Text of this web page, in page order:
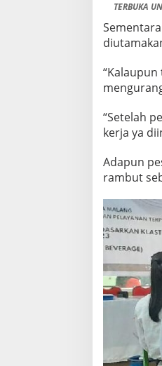
TERBUKA
“Setelah
kerja ya
Adapun
rambut